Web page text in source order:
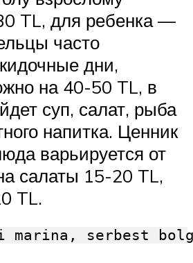
TL, для ребенка —
часто
дни,
на 40-50 TL, в
суп, салат, рыба
напитка. Ценник
варьируется от
салаты 15-20 TL,
TL.
marina, serbest